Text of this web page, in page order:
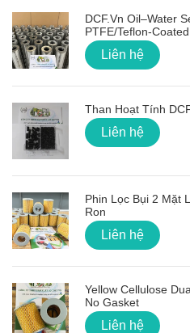
DCF.vn Oil–Water
PTFE/
Liên hệ
Than Hoạt Tính
Liên hệ
Phin Lọc Bụi 2 Mặt
Ron
Liên hệ
Yellow Cellulose
No Gasket
Liên hệ